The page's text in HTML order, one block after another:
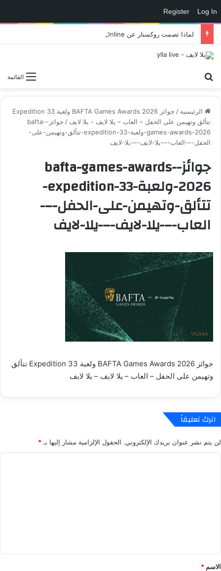
Log In
Register
القائمة
الرئيسية /
جوائز BAFTA Games Awards 2026 ولعبة Expedition 33
تتألق وتهيمن على الحفل – العاب – يلا لايف - يلا لايف /
جوائز-bafta-
games-awards-2026-ولعبة-expedition-33-تتألق-وتهيمن-على-
الحفل-–-العاب-–-يلا-لايف-–-يلا-لايف
جوائز-bafta-games-awards-
2026-ولعبة-expedition-33-
تتألق-وتهيمن-على-الحفل-–-
العاب-–-يلا-لايف-–-يلا-لايف
جوائز BAFTA Games Awards 2026 ولعبة Expedition 33 تتألق
وتهيمن على الحفل – العاب – يلا لايف – يلا لايف
اترك تعليقاً
لن يتم نشر عنوان بريدك الإلكتروني. الحقول الإلزامية مشار إليها بـ *
*
الاسم *